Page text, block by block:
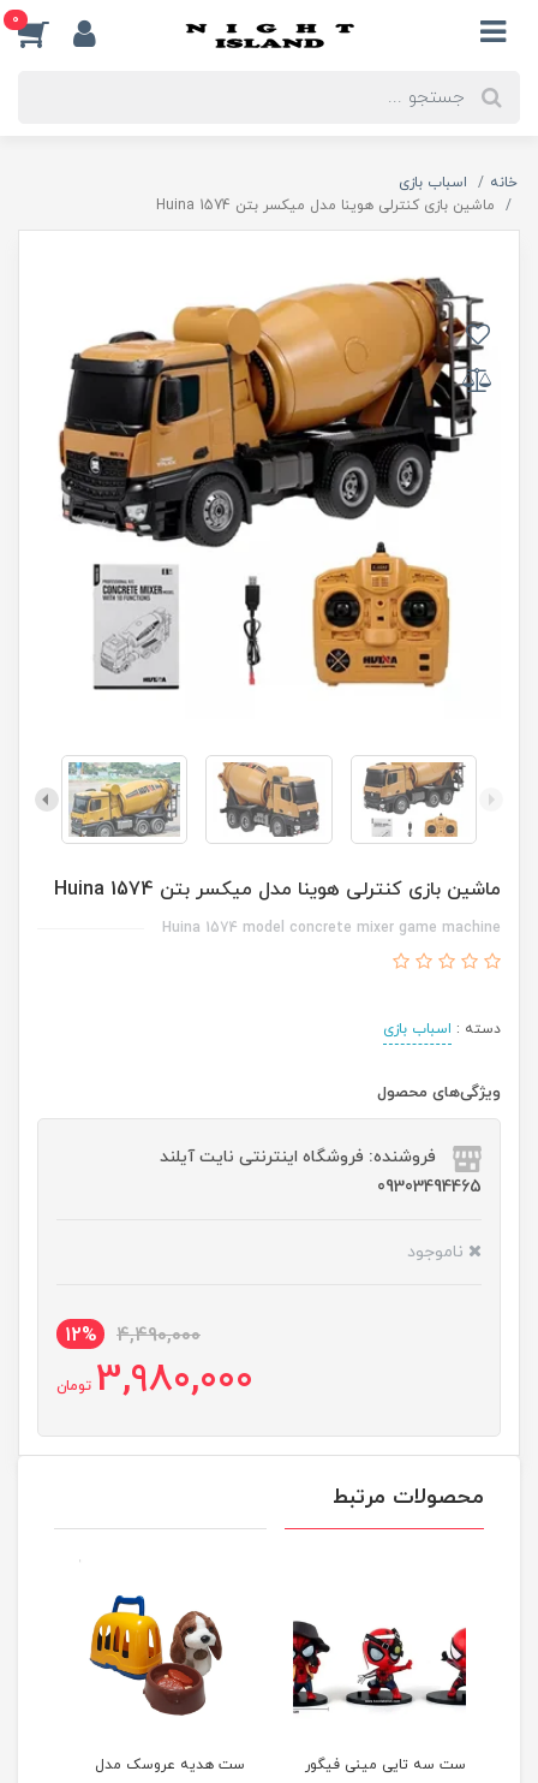
0
خانه
اسباب بازی
ماشین بازی کنترلی هوینا مدل میکسر بتن Huina 1574
ماشین بازی کنترلی هوینا مدل میکسر بتن Huina 1574
Huina 1574 model concrete mixer game machine
دسته : اسباب بازی
ویژگی‌های محصول
فروشنده: فروشگاه اینترنتی نایت آیلند
09303494465
ناموجود
4,490,000
12%
3,980,000 تومان
محصولات مرتبط
ست سه تایی مینی فیگور
ست هدیه عروسک مدل